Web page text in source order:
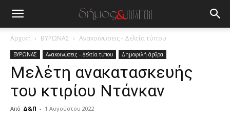
Αρχική ΒΥΡΩΝΑΣ Ανακοινώσεις - Δελτία τύπου
ΒΥΡΩΝΑΣ Ανακοινώσεις - Δελτία τύπου Δημοφιλή άρθρα
Μελέτη ανακατασκευής
του κτιρίου Ντάνκαν
Από Δ&Π - 1 Αυγούστου 2022